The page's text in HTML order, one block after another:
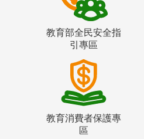
教育部全民安全指
引專區
教育消費者保護專
區